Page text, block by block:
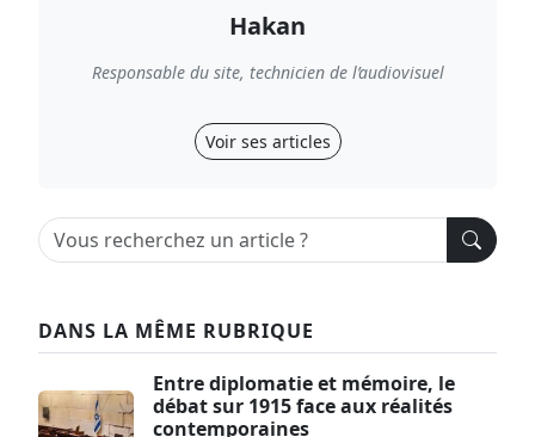
Hakan
Responsable du site, technicien de l’audiovisuel
Voir ses articles
DANS LA MÊME RUBRIQUE
Entre diplomatie et mémoire, le
débat sur 1915 face aux réalités
contemporaines